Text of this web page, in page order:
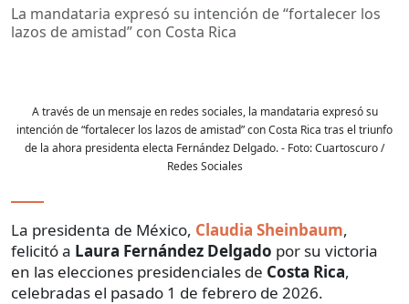
La mandataria expresó su intención de “fortalecer los
lazos de amistad” con Costa Rica
A través de un mensaje en redes sociales, la mandataria expresó su
intención de “fortalecer los lazos de amistad” con Costa Rica tras el triunfo
de la ahora presidenta electa Fernández Delgado.- Foto:Cuartoscuro /
Redes Sociales
La presidenta de México, Claudia Sheinbaum,
felicitó a Laura Fernández Delgado por su victoria
en las elecciones presidenciales de Costa Rica,
celebradas el pasado 1 de febrero de 2026.